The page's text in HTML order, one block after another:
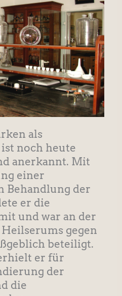
als
noch heute
anerkannt. Mit
einer
Behandlung der
er die
und war an der
gegen
beteiligt.
er für
der
die